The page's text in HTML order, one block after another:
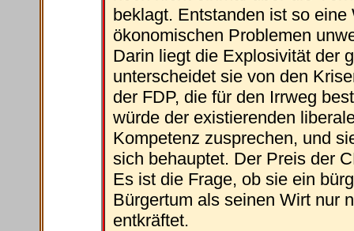
beklagt. Entstanden ist so
ökonomischen Problemen
Darin liegt die Explosivität der
unterscheidet sie von den
der FDP, die für den Irrweg
würde der existierenden
Kompetenz zusprechen, und
sich behauptet. Der Preis der
Es ist die Frage, ob sie ein
Bürgertum als seinen Wirt nur
entkräftet.